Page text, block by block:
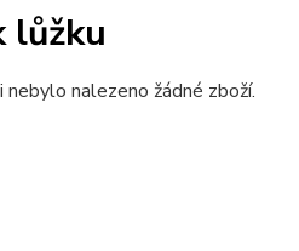
lůžku
nalezeno žádné zboží.